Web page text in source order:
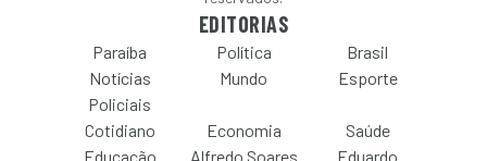
EDITORIAS
Paraíba Política
Brasil
Notícias
Policiais
Mundo Esporte
Cotidiano Economia
Saúde
Educação
Alfredo Soares Eduardo